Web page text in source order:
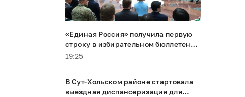
«Единая Россия» получила первую
строку в избирательном бюллетене
на выборах в Госдуму
19:25
В Сут-Хольском районе стартовала
выездная диспансеризация для